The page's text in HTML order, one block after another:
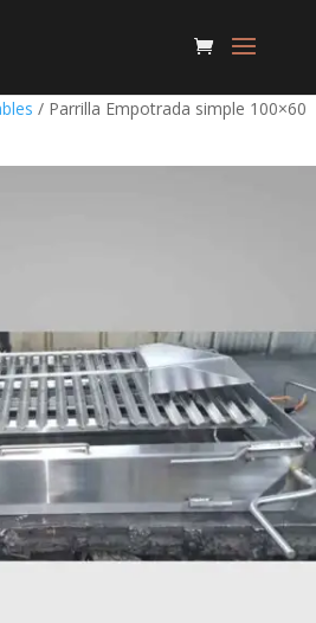
/ Parrilla Empotrada simple 100×60